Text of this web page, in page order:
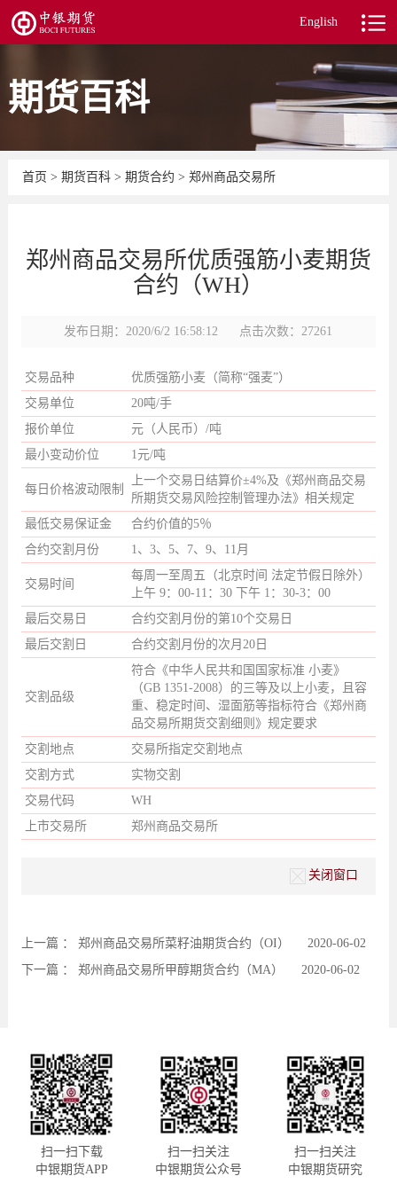
English
期货百科
首页 > 期货百科 > 期货合约 > 郑州商品交易所
郑州商品交易所优质强筋小麦期货
合约（WH）
发布日期：2020/6/2 16:58:12 点击次数：27261
交易品种
优质强筋小麦（简称“强麦”）
交易单位
20吨/手
报价单位
元（人民币）/吨
最小变动价位
1元/吨
每日价格波动限制
上一个交易日结算价±4%及《郑州商品交易
所期货交易风险控制管理办法》相关规定
最低交易保证金
合约价值的5％
合约交割月份
1、3、5、7、9、11月
交易时间
每周一至周五（北京时间 法定节假日除外）
上午 9：00-11：30 下午 1：30-3：00
最后交易日
合约交割月份的第10个交易日
最后交割日
合约交割月份的次月20日
交割品级
符合《中华人民共和国国家标准 小麦》
（GB 1351-2008）的三等及以上小麦，且容
重、稳定时间、湿面筋等指标符合《郑州商
品交易所期货交割细则》规定要求
交割地点
交易所指定交割地点
交割方式
实物交割
交易代码
WH
上市交易所
郑州商品交易所
关闭窗口
上一篇 ： 郑州商品交易所菜籽油期货合约（OI）
2020-06-02
下一篇 ： 郑州商品交易所甲醇期货合约（MA） 2020-06-02
扫一扫下载
中银期货APP
扫一扫关注
中银期货公众号
扫一扫关注
中银期货研究